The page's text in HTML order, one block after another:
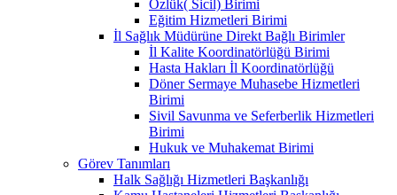
Özlük( Sicil) Birimi
Eğitim Hizmetleri Birimi
İl Sağlık Müdürüne Direkt Bağlı Birimler
İl Kalite Koordinatörlüğü Birimi
Hasta Hakları İl Koordinatörlüğü
Döner Sermaye Muhasebe Hizmetleri
Birimi
Sivil Savunma ve Seferberlik Hizmetleri
Birimi
Hukuk ve Muhakemat Birimi
Görev Tanımları
Halk Sağlığı Hizmetleri Başkanlığı